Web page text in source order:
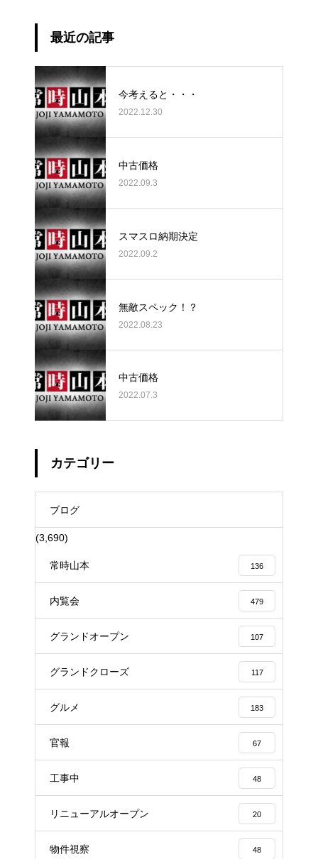
最近の記事
今考えると・・・
2022.12.30
中古価格
2022.09.3
スマスロ納期決定
2022.09.2
無敵スペック！？
2022.08.23
中古価格
2022.07.3
カテゴリー
ブログ
(3,690)
常時山本 136
内覧会 479
グランドオープン 107
グランドクローズ 117
グルメ 183
官報 67
工事中 48
リニューアルオープン 20
物件視察 48